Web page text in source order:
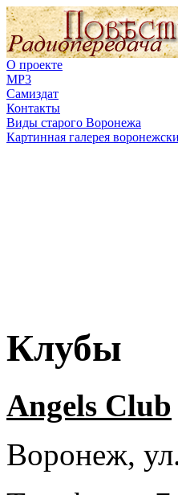
О проекте
MP3
Самиздат
Контакты
Виды старого Воронежа
Картинная галерея
Клубы
Angels Club
Воронеж,